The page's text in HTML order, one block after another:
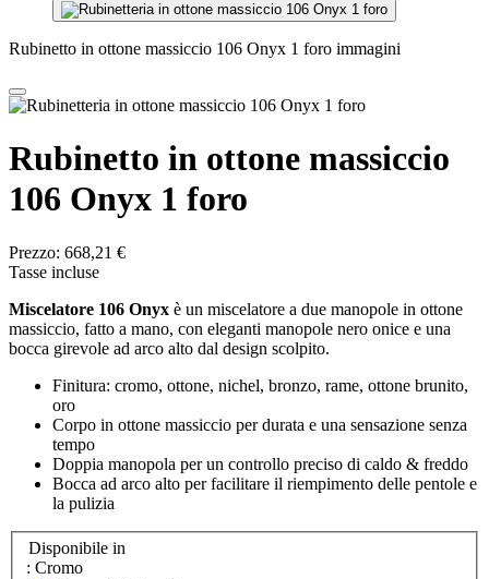
Rubinetto in ottone massiccio 106 Onyx 1 foro immagini
Rubinetto in ottone massiccio
106 Onyx 1 foro
Prezzo: 668,21 €
Tasse incluse
Miscelatore 106 Onyx è un miscelatore a due manopole in ottone
massiccio, fatto a mano, con eleganti manopole nero onice e una
bocca girevole ad arco alto dal design scolpito.
Finitura: cromo, ottone, nichel, bronzo, rame, ottone brunito,
oro
Corpo in ottone massiccio per durata e una sensazione senza
tempo
Doppia manopola per un controllo preciso di caldo & freddo
Bocca ad arco alto per facilitare il riempimento delle pentole e
la pulizia
Disponibile in
: Cromo